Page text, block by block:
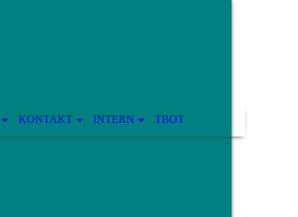
KONTAKT INTERN TBOT